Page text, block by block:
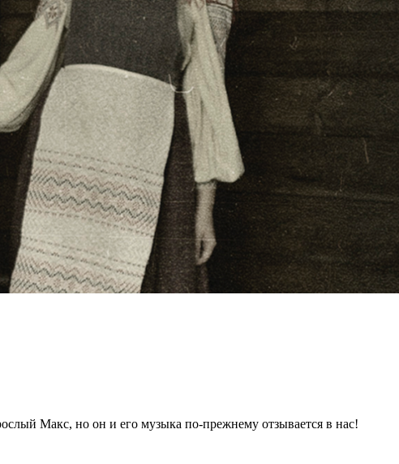
Макс, но он и его музыка по‑прежнему отзывается в нас!